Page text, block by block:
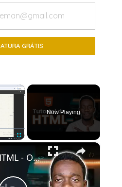
×
Now Playing
×
Curso de HTML - O que é HTML? Instalando o VSCODE